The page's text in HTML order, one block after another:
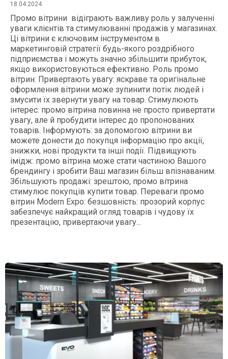
18.04.2024
Промо вітрини відіграють важливу роль у залученні
уваги клієнтів та стимулюванні продажів у магазинах.
Ці вітрини є ключовим інструментом в
маркетинговій стратегії будь-якого роздрібного
підприємства і можуть значно збільшити прибуток,
якщо використовуються ефективно. Роль промо
вітрин: Привертають увагу: яскраве та оригінальне
оформлення вітрини може зупинити потік людей і
змусити їх звернути увагу на товар. Стимулюють
інтерес: промо вітрина повинна не просто привертати
увагу, але й пробудити інтерес до пропонованих
товарів. Інформують: за допомогою вітрини ви
можете донести до покупця інформацію про акції,
знижки, нові продукти та інші події. Підвищують
імідж: промо вітрина може стати частиною Вашого
брендингу і зробити Ваш магазин більш впізнаваним.
Збільшують продажі: зрештою, промо вітрина
стимулює покупців купити товар. Переваги промо
вітрин Modern Expo: безшовність: прозорий корпус
забезпечує найкращий огляд товарів і чудову їх
презентацію, привертаючи увагу...